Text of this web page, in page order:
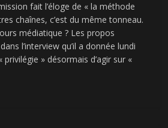
fait l’éloge de « la méthode
chaînes, c’est du même tonneau.
médiatique ? Les propos
l’interview qu’il a donnée lundi
» désormais d’agir sur «